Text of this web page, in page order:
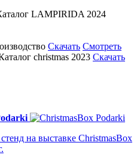
Скачать Смотреть
Скачать
на выставке ChristmasBox